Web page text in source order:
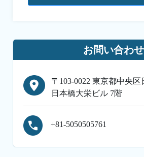
お問い合わせ
〒103-0022 東京都中央
日本橋大栄ビル 7階
+81-5050505761